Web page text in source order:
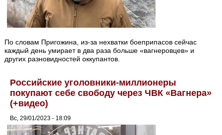
По словам Пригожина, из-за нехватки боеприпасов сейчас
каждый день умирает в два раза больше «вагнеровцев» и
других разновидностей оккупантов.
Российские уголовники-миллионеры
покупают себе свободу через ЧВК «Вагнера»
(+видео)
Вс, 29/01/2023 - 18:09